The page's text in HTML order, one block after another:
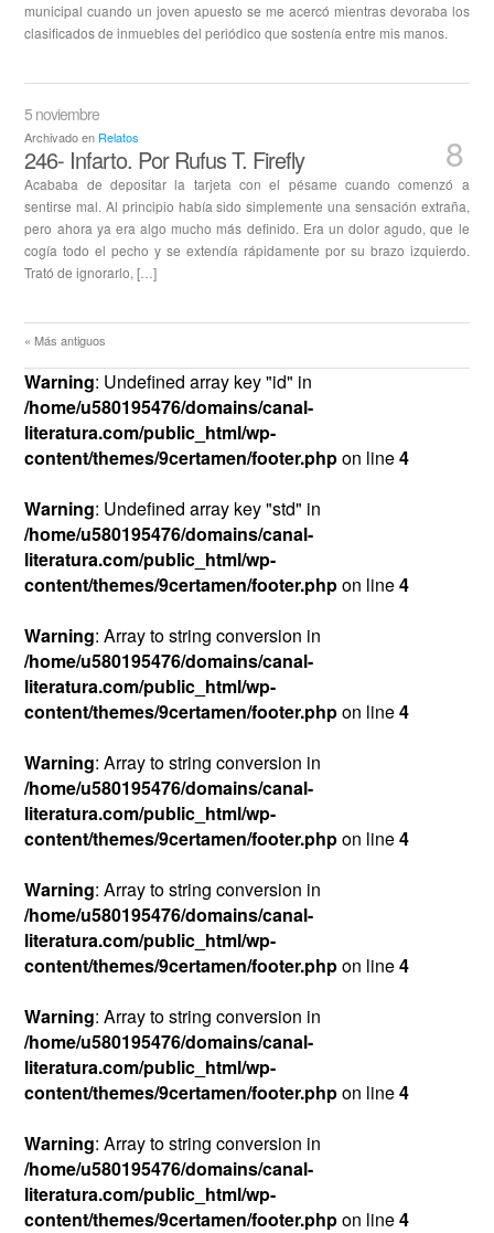
municipal cuando un joven apuesto se me acercó mientras devoraba los
clasificados de inmuebles del periódico que sostenía entre mis manos.
5 noviembre
Archivado en Relatos 8
246- Infarto. Por Rufus T. Firefly
Acababa de depositar la tarjeta con el pésame cuando comenzó a
sentirse mal. Al principio había sido simplemente una sensación extraña,
pero ahora ya era algo mucho más definido. Era un dolor agudo, que le
cogía todo el pecho y se extendía rápidamente por su brazo izquierdo.
Trató de ignorarlo, […]
« Más antiguos
Warning: Undefined array key "id" in
/home/u580195476/domains/canal-
literatura.com/public_html/wp-
content/themes/9certamen/footer.phpon line4
Warning: Undefined array key "std" in
/home/u580195476/domains/canal-
literatura.com/public_html/wp-
content/themes/9certamen/footer.phpon line4
Warning: Array to string conversion in
/home/u580195476/domains/canal-
literatura.com/public_html/wp-
content/themes/9certamen/footer.phpon line4
Warning: Array to string conversion in
/home/u580195476/domains/canal-
literatura.com/public_html/wp-
content/themes/9certamen/footer.phpon line4
Warning: Array to string conversion in
/home/u580195476/domains/canal-
literatura.com/public_html/wp-
content/themes/9certamen/footer.phpon line4
Warning: Array to string conversion in
/home/u580195476/domains/canal-
literatura.com/public_html/wp-
content/themes/9certamen/footer.phpon line4
Warning: Array to string conversion in
/home/u580195476/domains/canal-
literatura.com/public_html/wp-
content/themes/9certamen/footer.phpon line4